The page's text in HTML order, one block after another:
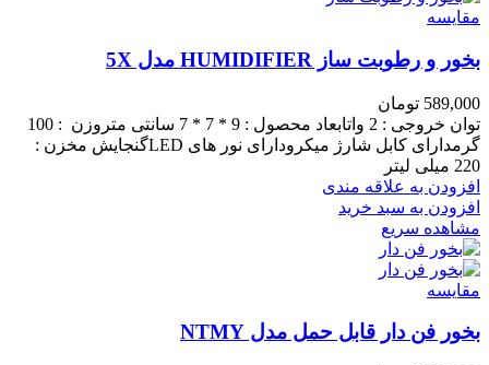
مقایسه
بخور و رطوبت ساز HUMIDIFIER مدل 5X
589,000 تومان
توان خروجی : 2 واتابعاد محصول : 9 * 7 * 7 سانتی متروزن : 100
گرمدارای کابل شارژ میکرودارای نور های LEDگنجایش مخزن :
220 میلی لیتر
افزودن به علاقه مندی
افزودن به سبد خرید
مشاهده سریع
مقایسه
بخور فن دار قابل حمل مدل NTMY